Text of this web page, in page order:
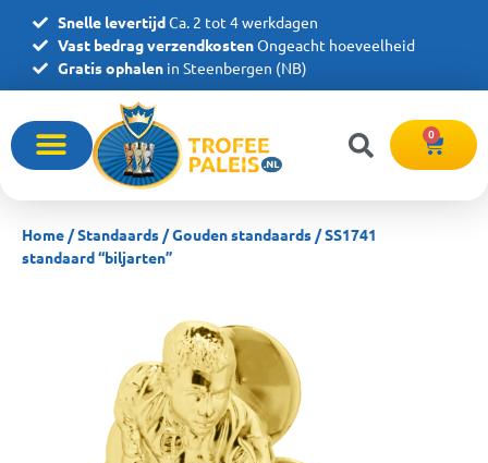
Snelle levertijdCa. 2 tot 4 werkdagen
Vast bedrag verzendkostenOngeacht hoeveelheid
Gratis ophalen in Steenbergen (NB)
0
Home /Standaards /Gouden standaards / SS1741
standaard “biljarten”